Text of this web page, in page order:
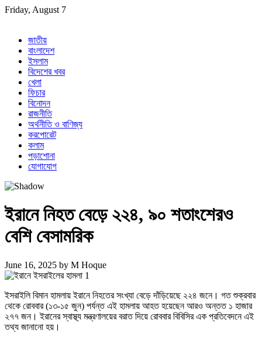
Skip
Friday, August 7
জাতীয়
বাংলাদেশ
ইসলাম
বিদেশের খবর
খেলা
ফিচার
বিনোদন
রাজনীতি
অর্থনীতি ও বাণিজ্য
করপোরেট
কলাম
পড়াশোনা
যোগাযোগ
ইরানে নিহত বেড়ে ২২৪, ৯০ শতাংশেরও
বেশি বেসামরিক
June 16, 2025 by M Hoque
ইসরাইলি বিমান হামলায় ইরানে নিহতের সংখ্যা বেড়ে দাঁড়িয়েছে ২২৪ জনে। গত শুক্রবার
থেকে রোববার (১৩-১৫ জুন) পর্যন্ত এই হামলায় আহত হয়েছেন আরও অন্তত ১ হাজার
২৭৭ জন। ইরানের স্বাস্থ্য মন্ত্রণালয়ের বরাত দিয়ে রোববার বিবিসির এক প্রতিবেদনে এই
তথ্য জানানো হয়।